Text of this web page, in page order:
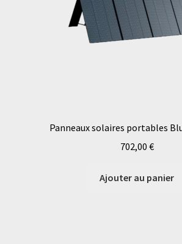
Panneaux solaires portables
702,00 €
Ajouter au panier